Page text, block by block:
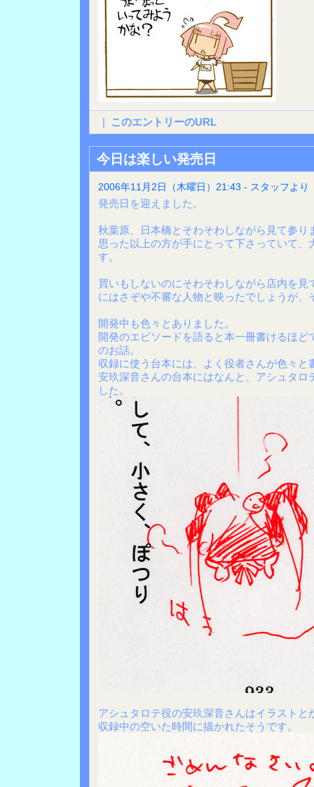
| このエントリーのURL
今日は楽しい発売日
2006年11月2日（木曜日）21:43 - スタッフより
発売日を迎えました。
秋葉原、日本橋とそわそわしながら見て参り
思った以上の方が手にとって下さっていて、
す。
買いもしないのにそわそわしながら店内を見
にはさぞや不審な人物と映ったでしょうが、
開発中も色々とありました。
開発のエピソードを語ると本一冊書けるほど
のお話。
収録に使う台本には、よく役者さんが色々と
安玖深音さんの台本にはなんと、アシュタロ
した。
アシュタロテ役の安玖深音さんはイラストと
収録中の空いた時間に描かれたそうです。